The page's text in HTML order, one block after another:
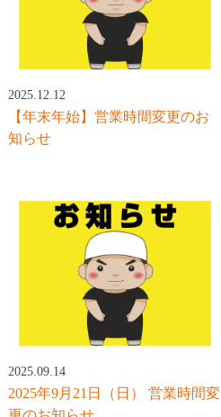
2025.12.12
【年末年始】営業時間変更のお
知らせ
2025.09.14
2025年9月21日（日） 営業時間変